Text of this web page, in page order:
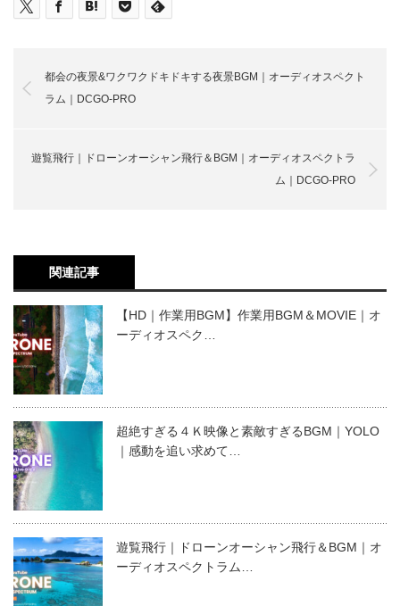
都会の夜景&ワクワクドキドキする夜景BGM｜オーディオスペクト
ラム｜DCGO-PRO
遊覧飛行｜ドローンオーシャン飛行＆BGM｜オーディオスペクトラ
ム｜DCGO-PRO
関連記事
【HD｜作業用BGM】作業用BGM＆MOVIE｜オ
ーディオスペク…
超絶すぎる４Ｋ映像と素敵すぎるBGM｜YOLO
｜感動を追い求めて…
遊覧飛行｜ドローンオーシャン飛行＆BGM｜オ
ーディオスペクトラム…